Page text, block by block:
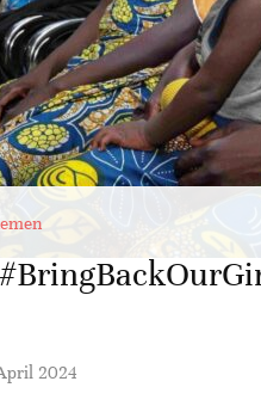
2024